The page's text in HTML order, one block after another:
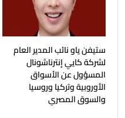
ستيفن ياو نائب المدير العام
لشركة كايي إنترناشونال
المسؤول عن الأسواق
الأوروبية وتركيا وروسيا
والسوق المصري